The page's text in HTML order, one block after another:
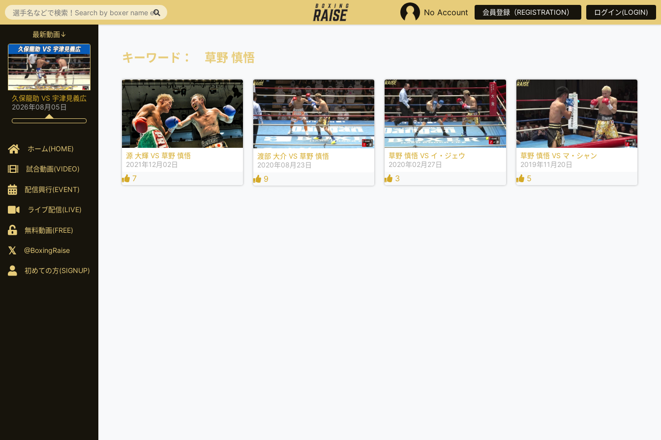
No Account 会員登録（REGISTRATION） ログイン(LOGIN)
最新動画↓
久保龍助 VS 宇津見義広
2026年08月05日
ホーム(HOME)
試合動画(VIDEO)
配信興行(EVENT)
ライブ配信(LIVE)
無料動画(FREE)
@BoxingRaise
初めての方(SIGNUP)
キーワード： 草野 慎悟
源 大輝 VS 草野 慎悟
2021年12月02日
7
渡部 大介 VS 草野 慎悟
2020年08月23日
9
草野 慎悟 VS イ・ジェウ
2020年02月27日
3
草野 慎悟 VS マ・シャン
2019年11月20日
5